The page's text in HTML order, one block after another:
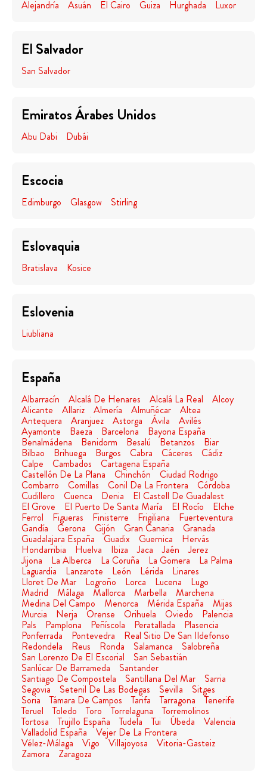
Alejandría Asuán El Cairo Guiza Hurghada Luxor
El Salvador
San Salvador
Emiratos Árabes Unidos
Abu Dabi Dubái
Escocia
Edimburgo Glasgow Stirling
Eslovaquia
Bratislava Kosice
Eslovenia
Liubliana
España
Albarracín Alcalá De Henares Alcalá La Real Alcoy
Alicante Allariz Almería Almuñécar Altea
Antequera Aranjuez Astorga Ávila Avilés
Ayamonte Baeza Barcelona Bayona España
Benalmádena Benidorm Besalú Betanzos Biar
Bilbao Brihuega Burgos Cabra Cáceres Cádiz
Calpe Cambados Cartagena España
Castellón De La Plana Chinchón Ciudad Rodrigo
Combarro Comillas Conil De La Frontera Córdoba
Cudillero Cuenca Denia El Castell De Guadalest
El Grove El Puerto De Santa María El Rocío Elche
Ferrol Figueras Finisterre Frigiliana Fuerteventura
Gandía Gerona Gijón Gran Canaria Granada
Guadalajara España Guadix Guernica Hervás
Hondarribia Huelva Ibiza Jaca Jaén Jerez
Jijona La Alberca La Coruña La Gomera La Palma
Laguardia Lanzarote León Lérida Linares
Lloret De Mar Logroño Lorca Lucena Lugo
Madrid Málaga Mallorca Marbella Marchena
Medina Del Campo Menorca Mérida España Mijas
Murcia Nerja Orense Orihuela Oviedo Palencia
Pals Pamplona Peñíscola Peratallada Plasencia
Ponferrada Pontevedra Real Sitio De San Ildefonso
Redondela Reus Ronda Salamanca Salobreña
San Lorenzo De El Escorial San Sebastián
Sanlúcar De Barrameda Santander
Santiago De Compostela Santillana Del Mar Sarria
Segovia Setenil De Las Bodegas Sevilla Sitges
Soria Támara De Campos Tarifa Tarragona Tenerife
Teruel Toledo Toro Torrelaguna Torremolinos
Tortosa Trujillo España Tudela Tui Úbeda Valencia
Valladolid España Vejer De La Frontera
Vélez-Málaga Vigo Villajoyosa Vitoria-Gasteiz
Zamora Zaragoza